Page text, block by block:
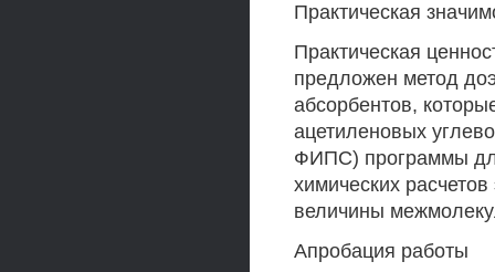
Практическая
Практическая
предложен метод
абсорбентов,
ацетиленовых
ФИПС) программы
химических
величины
Апробация работы